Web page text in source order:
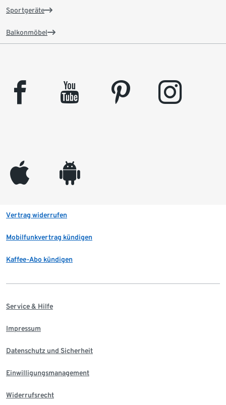
Sportgeräte
Balkonmöbel
facebook youtube pinterest instagram
appleinc android
Vertrag widerrufen
Mobilfunkvertrag kündigen
Kaffee-Abo kündigen
Service & Hilfe
Impressum
Datenschutz und Sicherheit
Einwilligungsmanagement
Widerrufsrecht